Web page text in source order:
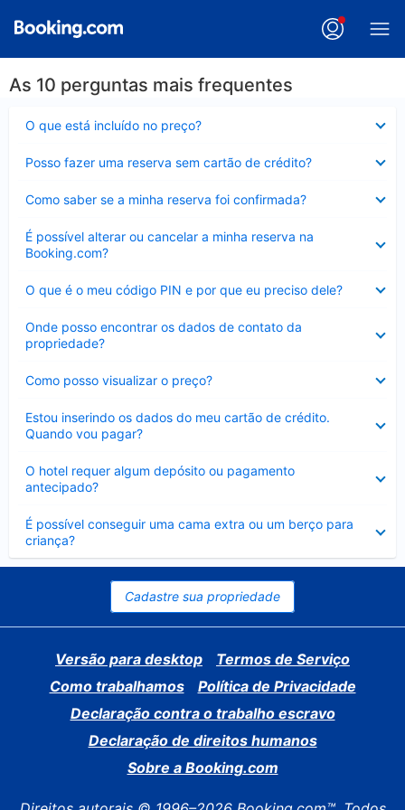
As 10 perguntas mais frequentes
O que está incluído no preço?
Posso fazer uma reserva sem cartão de crédito?
Como saber se a minha reserva foi confirmada?
É possível alterar ou cancelar a minha reserva na
Booking.com?
Contraído
O que é o meu código PIN e por que eu preciso dele?
Onde posso encontrar os dados de contato da
propriedade?
Como posso visualizar o preço?
Estou inserindo os dados do meu cartão de crédito.
Quando vou pagar?
O hotel requer algum depósito ou pagamento
antecipado?
É possível conseguir uma cama extra ou um berço para
criança?
Contraído
Cadastre sua propriedade
Versão para desktop
Termos de Serviço
Como trabalhamos
Política de Privacidade
Declaração contra o trabalho escravo
Declaração de direitos humanos
Sobre a Booking.com